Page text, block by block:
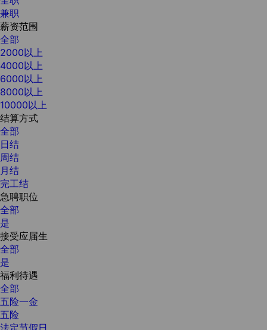
兼职
薪资范围
全部
2000以上
4000以上
6000以上
8000以上
10000以上
结算方式
全部
日结
周结
月结
完工结
急聘职位
全部
是
接受应届生
全部
是
福利待遇
全部
五险一金
五险
法定节假日